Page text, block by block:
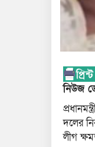
নিউজ
দলের
লীগ